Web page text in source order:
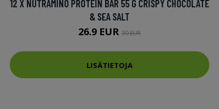
12 X NUTRAMINO PROTEIN BAR 55 G CRISPY CHOCOLATE
& SEA SALT
26.9 EUR 30 EUR
LISÄTIETOJA